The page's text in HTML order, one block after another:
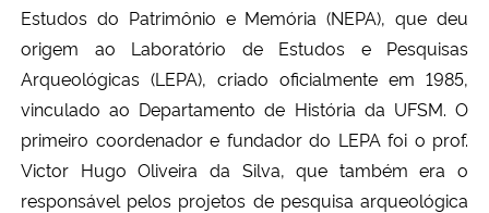
Ministério da Educação
Ministério da Cidadania
Ministério da Saúde
Ministério de Minas e Energia
Estudos do Patrimônio e Memória (NEPA), que deu
origem ao Laboratório de Estudos e Pesquisas
Arqueológicas (LEPA), criado oficialmente em 1985,
vinculado ao Departamento de História da UFSM. O
primeiro coordenador e fundador do LEPA foi o prof.
Victor Hugo Oliveira da Silva, que também era o
responsável pelos projetos de pesquisa arqueológica